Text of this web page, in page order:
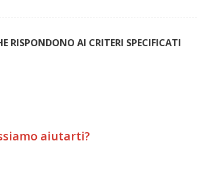
RISPONDONO AI CRITERI SPECIFICATI
aiutarti?